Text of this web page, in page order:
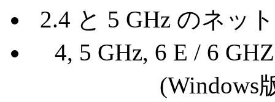
2.4 と 5 GHz のネッ
4, 5 GHz, 6 E / 6
(Windows